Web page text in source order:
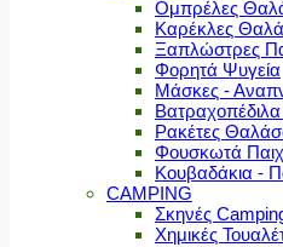
Ομπρέλες
Καρέκλες
Ξαπλώστρες
Φορητά Ψυγεία
Μάσκες -
Ρακέτες
Φουσκωτά
Κουβαδάκια -
CAMPING
Σκηνές
Χημικές